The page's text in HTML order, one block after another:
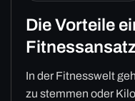
Die Vorteile
In der Fitnesswelt
zu stemmen oder